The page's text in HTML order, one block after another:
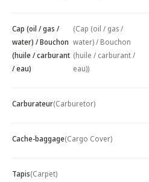
Cap (oil / gas /
water) / Bouchon
(huile / carburant
/ eau)
(Cap (oil / gas /
water) / Bouchon
(huile / carburant /
eau))
Carburateur(Carburetor)
Cache-baggage(Cargo Cover)
Tapis(Carpet)